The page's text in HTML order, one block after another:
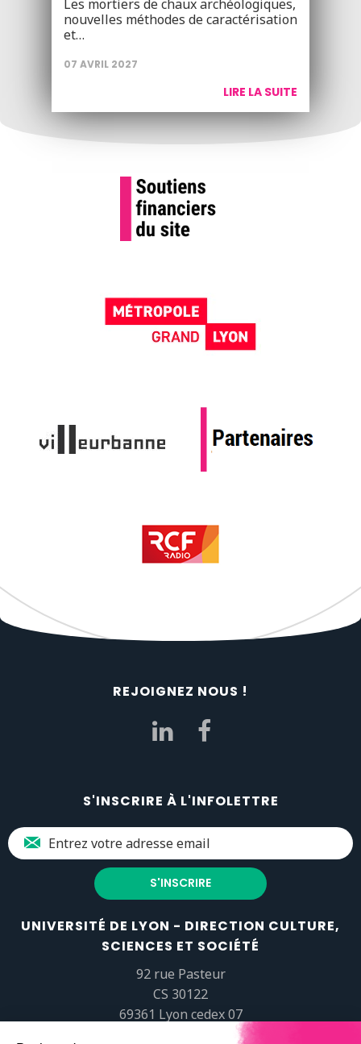
Les mortiers de chaux archéologiques,
nouvelles méthodes de caractérisation
et…
07 AVRIL 2027
LIRE LA SUITE
REJOIGNEZ NOUS !
S'INSCRIRE À L'INFOLETTRE
UNIVERSITÉ DE LYON - DIRECTION CULTURE,
SCIENCES ET SOCIÉTÉ
92 rue Pasteur
CS 30122
69361 Lyon cedex 07
popsciences@universite-lyon.fr